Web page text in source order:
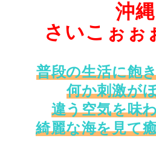
沖縄
さいこぉぉ
普段の生活に飽
何か刺激が
違う空気を味
綺麗な海を見て